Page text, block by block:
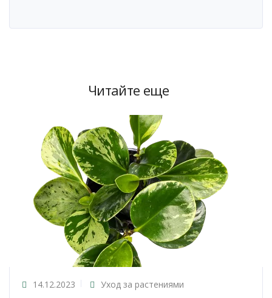
Читайте еще
14.12.2023 Уход за растениями